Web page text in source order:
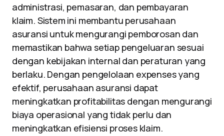
administrasi, pemasaran, dan pembayaran
klaim. Sistem ini membantu perusahaan
asuransi untuk mengurangi pemborosan dan
memastikan bahwa setiap pengeluaran sesuai
dengan kebijakan internal dan peraturan yang
berlaku. Dengan pengelolaan expenses yang
efektif, perusahaan asuransi dapat
meningkatkan profitabilitas dengan mengurangi
biaya operasional yang tidak perlu dan
meningkatkan efisiensi proses klaim.